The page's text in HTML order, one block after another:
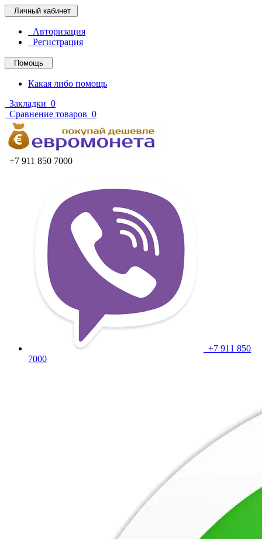
Личный кабинет
Авторизация
Регистрация
Помощь
Какая либо помощь
Закладки 0
Сравнение товаров 0
+7 911 850 7000
+7 911 850
7000